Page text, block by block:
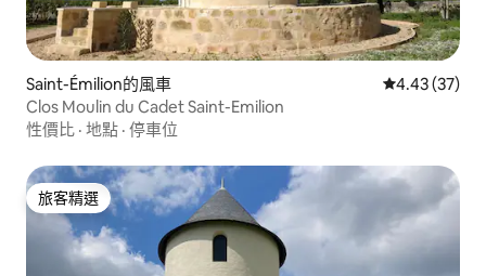
Saint-Émilion的風車 從 37 則評價
4.43 (37)
Clos Moulin du Cadet Saint-Emilion
性價比 · 地點 · 停車位
旅客精選
旅客精選